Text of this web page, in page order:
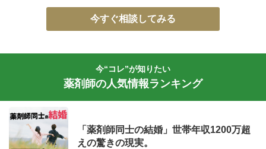
今すぐ相談してみる
今“コレ”が知りたい
薬剤師の人気情報ランキング
「薬剤師同士の結婚」世帯年収1200万超
えの驚きの現実。